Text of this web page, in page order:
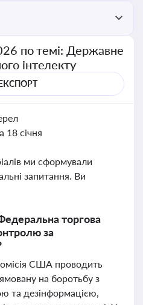
по темі: Державне
інтелекту
18 січня
ми сформували
запитання. Ви
торгова
за
США проводить
на боротьбу з
та дезінформацією,